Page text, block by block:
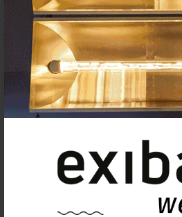
Postals des de
16 noviembre 2024 - 11 febrero
Piramidón – Centre d’Art